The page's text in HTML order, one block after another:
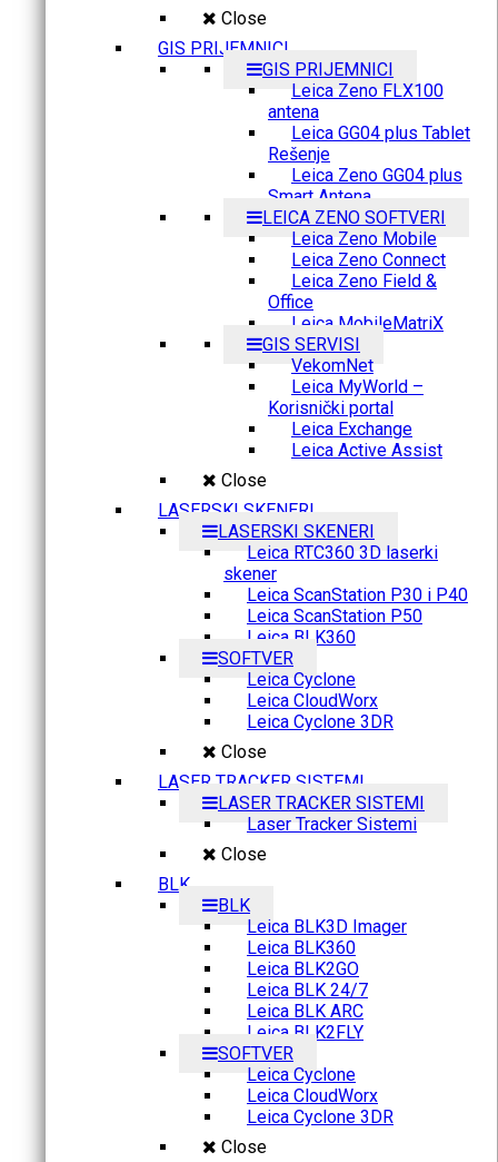
Close
GIS PRIJEMNICI
GIS PRIJEMNICI
Leica Zeno FLX100
antena
Leica GG04 plus Tablet
Rešenje
Leica Zeno GG04 plus
Smart Antena
LEICA ZENO SOFTVERI
Leica Zeno Mobile
Leica Zeno Connect
Leica Zeno Field &
Office
Leica MobileMatriX
GIS SERVISI
VekomNet
Leica MyWorld –
Korisnički portal
Leica Exchange
Leica Active Assist
Close
LASERSKI SKENERI
LASERSKI SKENERI
Leica RTC360 3D laserki
skener
Leica ScanStation P30 i P40
Leica ScanStation P50
Leica BLK360
SOFTVER
Leica Cyclone
Leica CloudWorx
Leica Cyclone 3DR
Close
LASER TRACKER SISTEMI
LASER TRACKER SISTEMI
Laser Tracker Sistemi
Close
BLK
BLK
Leica BLK3D Imager
Leica BLK360
Leica BLK2GO
Leica BLK 24/7
Leica BLK ARC
Leica BLK2FLY
SOFTVER
Leica Cyclone
Leica CloudWorx
Leica Cyclone 3DR
Close